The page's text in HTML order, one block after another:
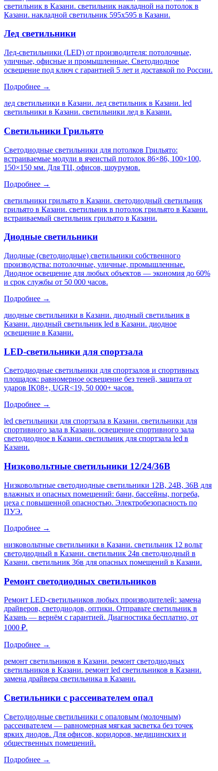
светильник в Казани. светильник накладной на потолок в
Казани. накладной светильник 595х595 в Казани.
Лед светильники
Лед-светильники (LED) от производителя: потолочные,
уличные, офисные и промышленные. Светодиодное
освещение под ключ с гарантией 5 лет и доставкой по России.
Подробнее →
лед светильники в Казани. лед светильник в Казани. led
светильники в Казани. светильники лед в Казани.
Светильники Грильято
Светодиодные светильники для потолков Грильято:
встраиваемые модули в ячеистый потолок 86×86, 100×100,
150×150 мм. Для ТЦ, офисов, шоурумов.
Подробнее →
светильники грильято в Казани. светодиодный светильник
грильято в Казани. светильник в потолок грильято в Казани.
встраиваемый светильник грильято в Казани.
Диодные светильники
Диодные (светодиодные) светильники собственного
производства: потолочные, уличные, промышленные.
Диодное освещение для любых объектов — экономия до 60%
и срок службы от 50 000 часов.
Подробнее →
диодные светильники в Казани. диодный светильник в
Казани. диодный светильник led в Казани. диодное
освещение в Казани.
LED-светильники для спортзала
Светодиодные светильники для спортзалов и спортивных
площадок: равномерное освещение без теней, защита от
ударов IK08+, UGR<19, 50 000+ часов.
Подробнее →
led светильники для спортзала в Казани. светильники для
спортивного зала в Казани. освещение спортивного зала
светодиодное в Казани. светильник для спортзала led в
Казани.
Низковольтные светильники 12/24/36В
Низковольтные светодиодные светильники 12В, 24В, 36В для
влажных и опасных помещений: бани, бассейны, погреба,
цеха с повышенной опасностью. Электробезопасность по
ПУЭ.
Подробнее →
низковольтные светильники в Казани. светильник 12 вольт
светодиодный в Казани. светильник 24в светодиодный в
Казани. светильник 36в для опасных помещений в Казани.
Ремонт светодиодных светильников
Ремонт LED-светильников любых производителей: замена
драйверов, светодиодов, оптики. Отправьте светильник в
Казань — вернём с гарантией. Диагностика бесплатно, от
1000 ₽.
Подробнее →
ремонт светильников в Казани. ремонт светодиодных
светильников в Казани. ремонт led светильников в Казани.
замена драйвера светильника в Казани.
Светильники с рассеивателем опал
Светодиодные светильники с опаловым (молочным)
рассеивателем — равномерная мягкая засветка без точек
ярких диодов. Для офисов, коридоров, медицинских и
общественных помещений.
Подробнее →